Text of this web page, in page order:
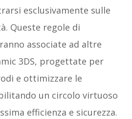
esclusivamente sulle
Queste regole di
associate ad altre
3DS, progettate per
e ottimizzare le
un circolo virtuoso
efficienza e sicurezza.